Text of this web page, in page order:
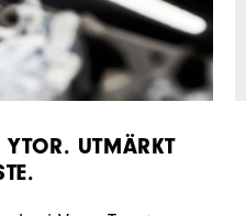
UTMÄRKT